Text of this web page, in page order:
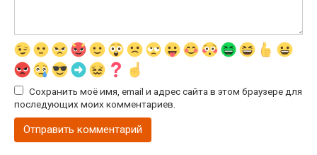
Сохранить моё имя, email и адрес сайта в этом браузере для
последующих моих комментариев.